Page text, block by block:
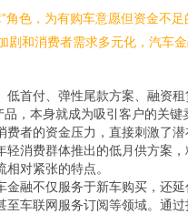
角色，为有购车意愿但资金不足
剧和消费者需求多元化，汽车
低首付、弹性尾款方案、融资
品，本身就成为吸引客户的关键
费者的资金压力，直接刺激了潜
轻消费群体推出的低月供方案，
对紧张的特点。
金融不仅服务于新车购买，还
至车联网服务订阅等领域。通过